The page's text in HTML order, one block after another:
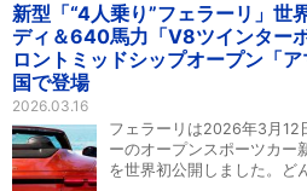
新型「“4人乗り”フェラーリ」
ディ＆640馬力「V8ツインター
ロントミッドシップオープン「
国で登場
2026.03.16
フェラーリは2026年3月12
ーのオープンスポーツカー
を世界初公開しました。ど